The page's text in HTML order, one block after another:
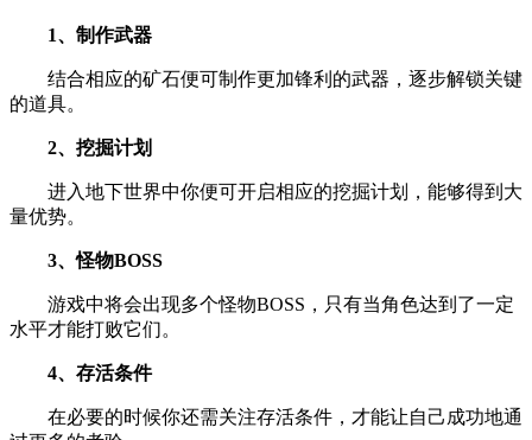
1、制作武器
结合相应的矿石便可制作更加锋利的武器，逐步解锁关键
的道具。
2、挖掘计划
进入地下世界中你便可开启相应的挖掘计划，能够得到大
量优势。
3、怪物BOSS
游戏中将会出现多个怪物BOSS，只有当角色达到了一定
水平才能打败它们。
4、存活条件
在必要的时候你还需关注存活条件，才能让自己成功地通